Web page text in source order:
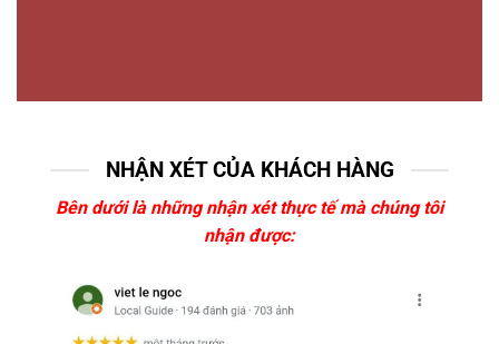
NHẬN XÉT CỦA KHÁCH HÀNG
Bên dưới là những nhận xét thực tế mà chúng tôi
nhận được: